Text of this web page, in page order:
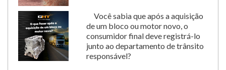
Você sabia que após a aquisição
de um bloco ou motor novo, o
consumidor final deve registrá-lo
junto ao departamento de trânsito
responsável?